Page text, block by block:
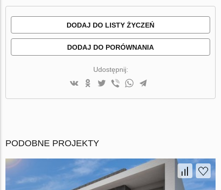
DODAJ DO LISTY ŻYCZEŃ
DODAJ DO PORÓWNANIA
Udostępnij:
PODOBNE PROJEKTY